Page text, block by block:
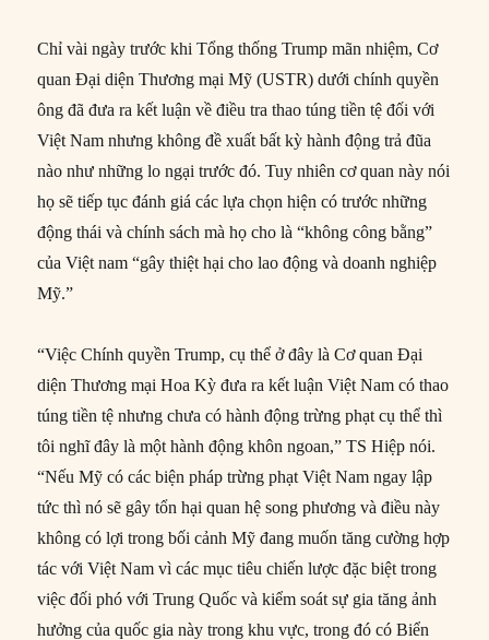
Chỉ vài ngày trước khi Tổng thống Trump mãn nhiệm, Cơ
quan Đại diện Thương mại Mỹ (USTR) dưới chính quyền
ông đã đưa ra kết luận về điều tra thao túng tiền tệ đối với
Việt Nam nhưng không đề xuất bất kỳ hành động trả đũa
nào như những lo ngại trước đó. Tuy nhiên cơ quan này nói
họ sẽ tiếp tục đánh giá các lựa chọn hiện có trước những
động thái và chính sách mà họ cho là “không công bằng”
của Việt nam “gây thiệt hại cho lao động và doanh nghiệp
Mỹ.”
“Việc Chính quyền Trump, cụ thể ở đây là Cơ quan Đại
diện Thương mại Hoa Kỳ đưa ra kết luận Việt Nam có thao
túng tiền tệ nhưng chưa có hành động trừng phạt cụ thể thì
tôi nghĩ đây là một hành động khôn ngoan,” TS Hiệp nói.
“Nếu Mỹ có các biện pháp trừng phạt Việt Nam ngay lập
tức thì nó sẽ gây tổn hại quan hệ song phương và điều này
không có lợi trong bối cảnh Mỹ đang muốn tăng cường hợp
tác với Việt Nam vì các mục tiêu chiến lược đặc biệt trong
việc đối phó với Trung Quốc và kiểm soát sự gia tăng ảnh
hưởng của quốc gia này trong khu vực, trong đó có Biển